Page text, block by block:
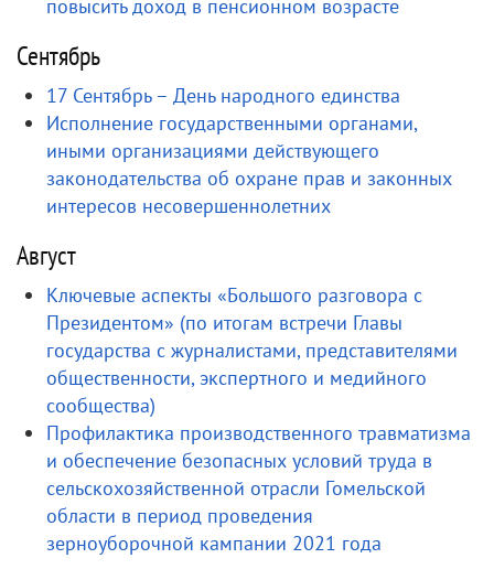
повысить доход в пенсионном возрасте
Сентябрь
17 Сентябрь – День народного единства
Исполнение государственными органами,
иными организациями действующего
законодательства об охране прав и законных
интересов несовершеннолетних
Август
Ключевые аспекты «Большого разговора с
Президентом» (по итогам встречи Главы
государства с журналистами, представителями
общественности, экспертного и медийного
сообщества)
Профилактика производственного травматизма
и обеспечение безопасных условий труда в
сельскохозяйственной отрасли Гомельской
области в период проведения
зерноуборочной кампании 2021 года